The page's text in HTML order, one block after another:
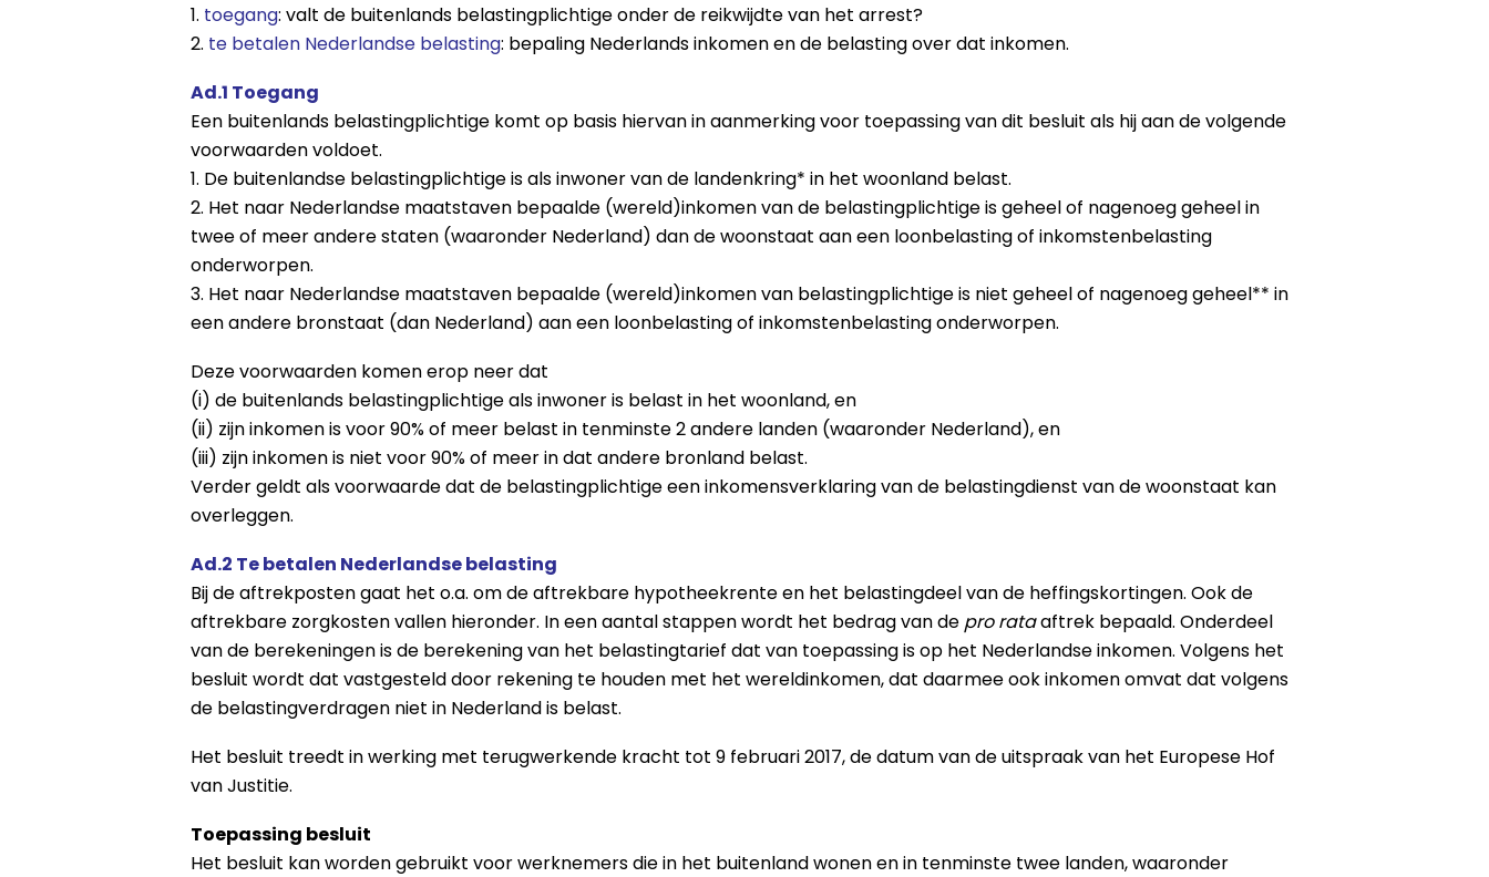
1. toegang: valt de buitenlands belastingplichtige onder de reikwijdte van het arrest?
2. te betalen Nederlandse belasting: bepaling Nederlands inkomen en de belasting over dat inkomen.
Ad.1 Toegang
Een buitenlands belastingplichtige komt op basis hiervan in aanmerking voor toepassing van dit besluit als hij aan de volgende
voorwaarden voldoet.
1. De buitenlandse belastingplichtige is als inwoner van de landenkring* in het woonland belast.
2. Het naar Nederlandse maatstaven bepaalde (wereld)inkomen van de belastingplichtige is geheel of nagenoeg geheel in
twee of meer andere staten (waaronder Nederland) dan de woonstaat aan een loonbelasting of inkomstenbelasting
onderworpen.
3. Het naar Nederlandse maatstaven bepaalde (wereld)inkomen van belastingplichtige is niet geheel of nagenoeg geheel** in
een andere bronstaat (dan Nederland) aan een loonbelasting of inkomstenbelasting onderworpen.
Deze voorwaarden komen erop neer dat
(i) de buitenlands belastingplichtige als inwoner is belast in het woonland, en
(ii) zijn inkomen is voor 90% of meer belast in tenminste 2 andere landen (waaronder Nederland), en
(iii) zijn inkomen is niet voor 90% of meer in dat andere bronland belast.
Verder geldt als voorwaarde dat de belastingplichtige een inkomensverklaring van de belastingdienst van de woonstaat kan
overleggen.
Ad.2 Te betalen Nederlandse belasting
Bij de aftrekposten gaat het o.a. om de aftrekbare hypotheekrente en het belastingdeel van de heffingskortingen. Ook de
aftrekbare zorgkosten vallen hieronder. In een aantal stappen wordt het bedrag van de pro rataaftrek bepaald. Onderdeel
van de berekeningen is de berekening van het belastingtarief dat van toepassing is op het Nederlandse inkomen. Volgens het
besluit wordt dat vastgesteld door rekening te houden met het wereldinkomen, dat daarmee ook inkomen omvat dat volgens
de belastingverdragen niet in Nederland is belast.
Het besluit treedt in werking met terugwerkende kracht tot 9 februari 2017, de datum van de uitspraak van het Europese Hof
van Justitie.
Toepassing besluit
Het besluit kan worden gebruikt voor werknemers die in het buitenland wonen en in tenminste twee landen, waaronder